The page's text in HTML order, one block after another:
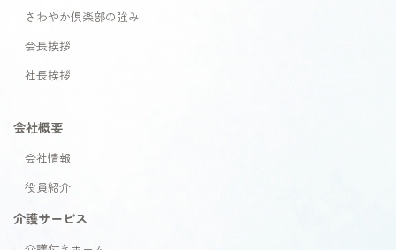
さわやか倶楽部の強み
会長挨拶
社長挨拶
会社概要
会社情報
役員紹介
介護サービス